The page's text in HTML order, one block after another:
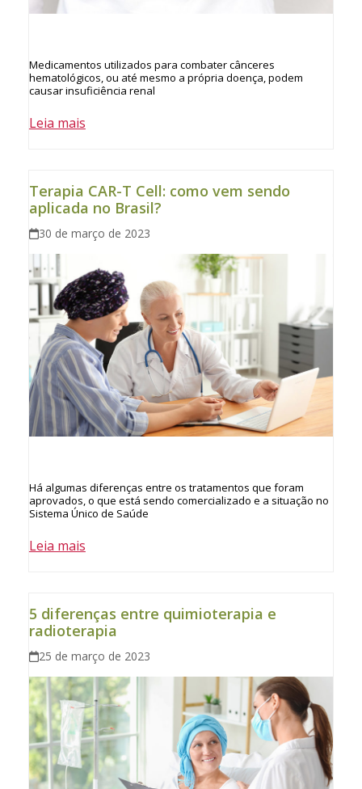
Medicamentos utilizados para combater cânceres
hematológicos, ou até mesmo a própria doença, podem
causar insuficiência renal
Leia mais
Terapia CAR-T Cell: como vem sendo
aplicada no Brasil?
30 de março de 2023
Há algumas diferenças entre os tratamentos que foram
aprovados, o que está sendo comercializado e a situação no
Sistema Único de Saúde
Leia mais
5 diferenças entre quimioterapia e
radioterapia
25 de março de 2023